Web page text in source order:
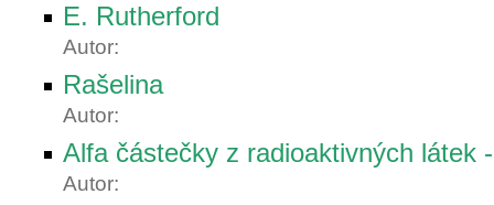
E. Rutherford
Autor:
Rašelina
Autor:
Alfa částečky z radioaktivných látek
Autor: